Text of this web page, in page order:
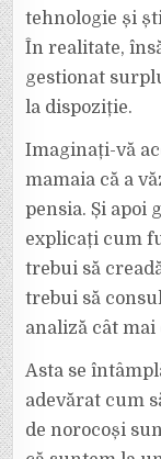
tehnologie și
În realitate,
gestionat
la dispoziție.
Imaginați-vă
mamaia că a
pensia. Și apoi
explicați cum
trebui să
trebui să
analiză cât
Asta se
adevărat cum
de norocoși